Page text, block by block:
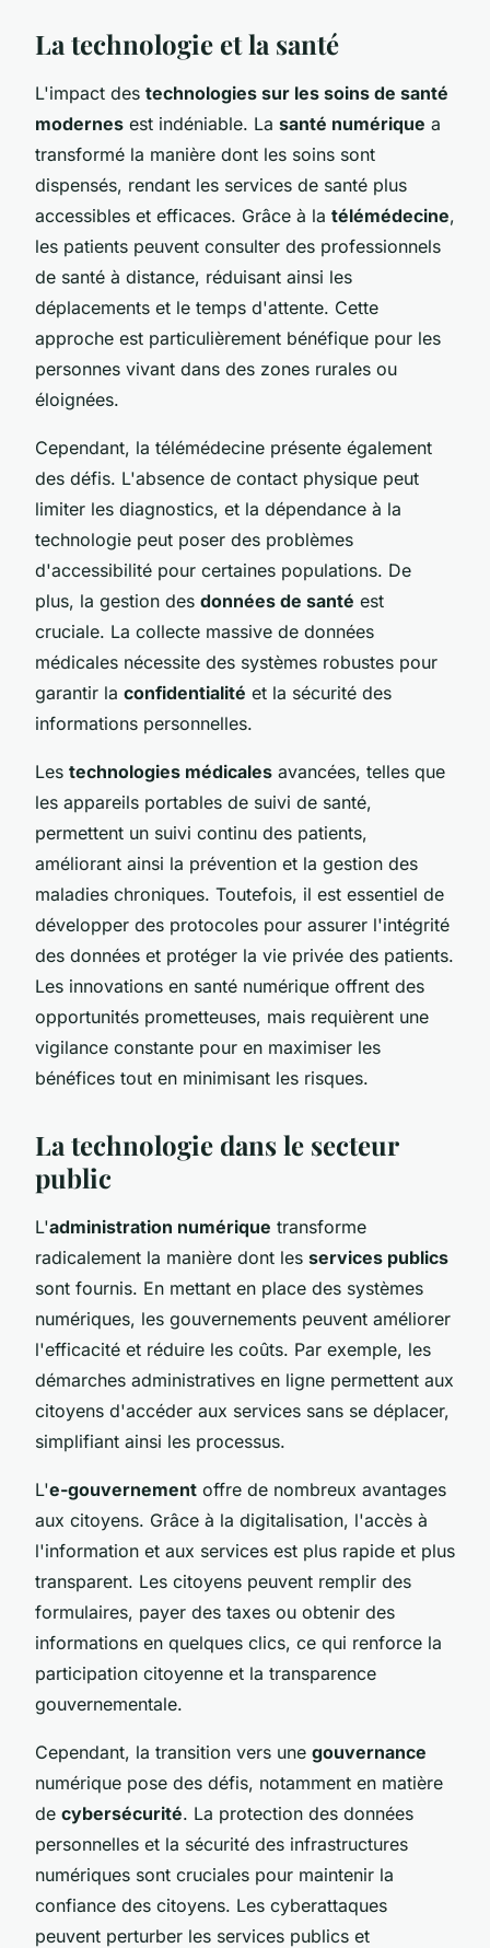
La technologie et la santé
L'impact des technologies sur les soins de santé
modernes est indéniable. La santé numérique a
transformé la manière dont les soins sont
dispensés, rendant les services de santé plus
accessibles et efficaces. Grâce à la télémédecine,
les patients peuvent consulter des professionnels
de santé à distance, réduisant ainsi les
déplacements et le temps d'attente. Cette
approche est particulièrement bénéfique pour les
personnes vivant dans des zones rurales ou
éloignées.
Cependant, la télémédecine présente également
des défis. L'absence de contact physique peut
limiter les diagnostics, et la dépendance à la
technologie peut poser des problèmes
d'accessibilité pour certaines populations. De
plus, la gestion des données de santé est
cruciale. La collecte massive de données
médicales nécessite des systèmes robustes pour
garantir la confidentialité et la sécurité des
informations personnelles.
Les technologies médicales avancées, telles que
les appareils portables de suivi de santé,
permettent un suivi continu des patients,
améliorant ainsi la prévention et la gestion des
maladies chroniques. Toutefois, il est essentiel de
développer des protocoles pour assurer l'intégrité
des données et protéger la vie privée des patients.
Les innovations en santé numérique offrent des
opportunités prometteuses, mais requièrent une
vigilance constante pour en maximiser les
bénéfices tout en minimisant les risques.
La technologie dans le secteur
public
L'administration numérique transforme
radicalement la manière dont les services publics
sont fournis. En mettant en place des systèmes
numériques, les gouvernements peuvent améliorer
l'efficacité et réduire les coûts. Par exemple, les
démarches administratives en ligne permettent aux
citoyens d'accéder aux services sans se déplacer,
simplifiant ainsi les processus.
L'e-gouvernement offre de nombreux avantages
aux citoyens. Grâce à la digitalisation, l'accès à
l'information et aux services est plus rapide et plus
transparent. Les citoyens peuvent remplir des
formulaires, payer des taxes ou obtenir des
informations en quelques clics, ce qui renforce la
participation citoyenne et la transparence
gouvernementale.
Cependant, la transition vers une gouvernance
numérique pose des défis, notamment en matière
de cybersécurité. La protection des données
personnelles et la sécurité des infrastructures
numériques sont cruciales pour maintenir la
confiance des citoyens. Les cyberattaques
peuvent perturber les services publics et